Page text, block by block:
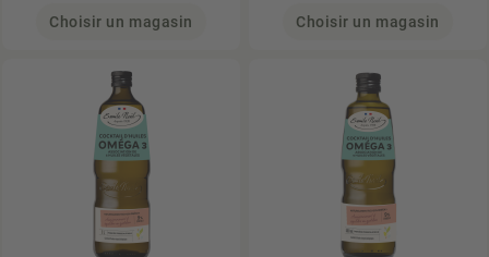
Choisir un magasin Choisir un magasin